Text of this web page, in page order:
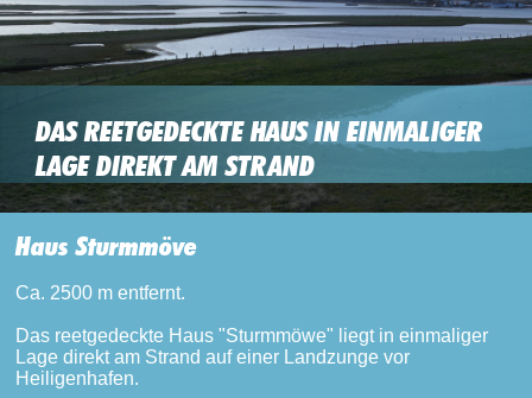
DAS REETGEDECKTE HAUS IN EINMALIGER
LAGE DIREKT AM STRAND
Haus Sturmmöve
Ca. 2500 m entfernt.
Das reetgedeckte Haus "Sturmmöwe" liegt in einmaliger
Lage direkt am Strand auf einer Landzunge vor
Heiligenhafen.